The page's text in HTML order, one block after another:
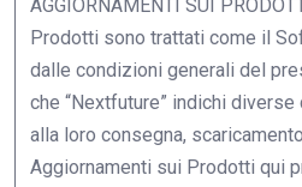
AGGIORNAMENTI SUI
Prodotti sono trattati come il
dalle condizioni generali del
che “Nextfuture” indichi
alla loro consegna,
Aggiornamenti sui Prodotti qui